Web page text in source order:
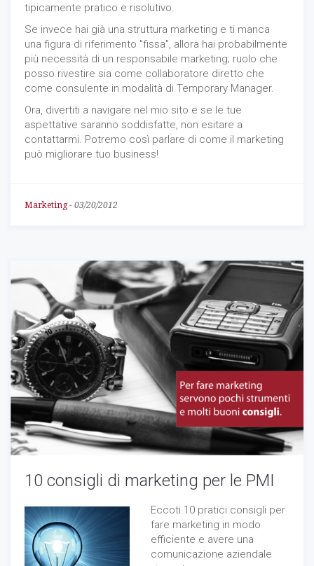
tipicamente pratico e risolutivo.
Se invece hai già una struttura marketing e ti manca
una figura di riferimento "fissa", allora hai probabilmente
più necessità di un responsabile marketing; ruolo che
posso rivestire sia come collaboratore diretto che
come consulente in modalità di Temporary Manager.
Ora, divertiti a navigare nel mio sito e se le tue
aspettative saranno soddisfatte, non esitare a
contattarmi. Potremo così parlare di come il marketing
può migliorare tuo business!
Marketing- 03/20/2012
10 consigli di marketing per le PMI
Eccoti 10 pratici consigli per
fare marketing in modo
efficiente e avere una
comunicazione aziendale